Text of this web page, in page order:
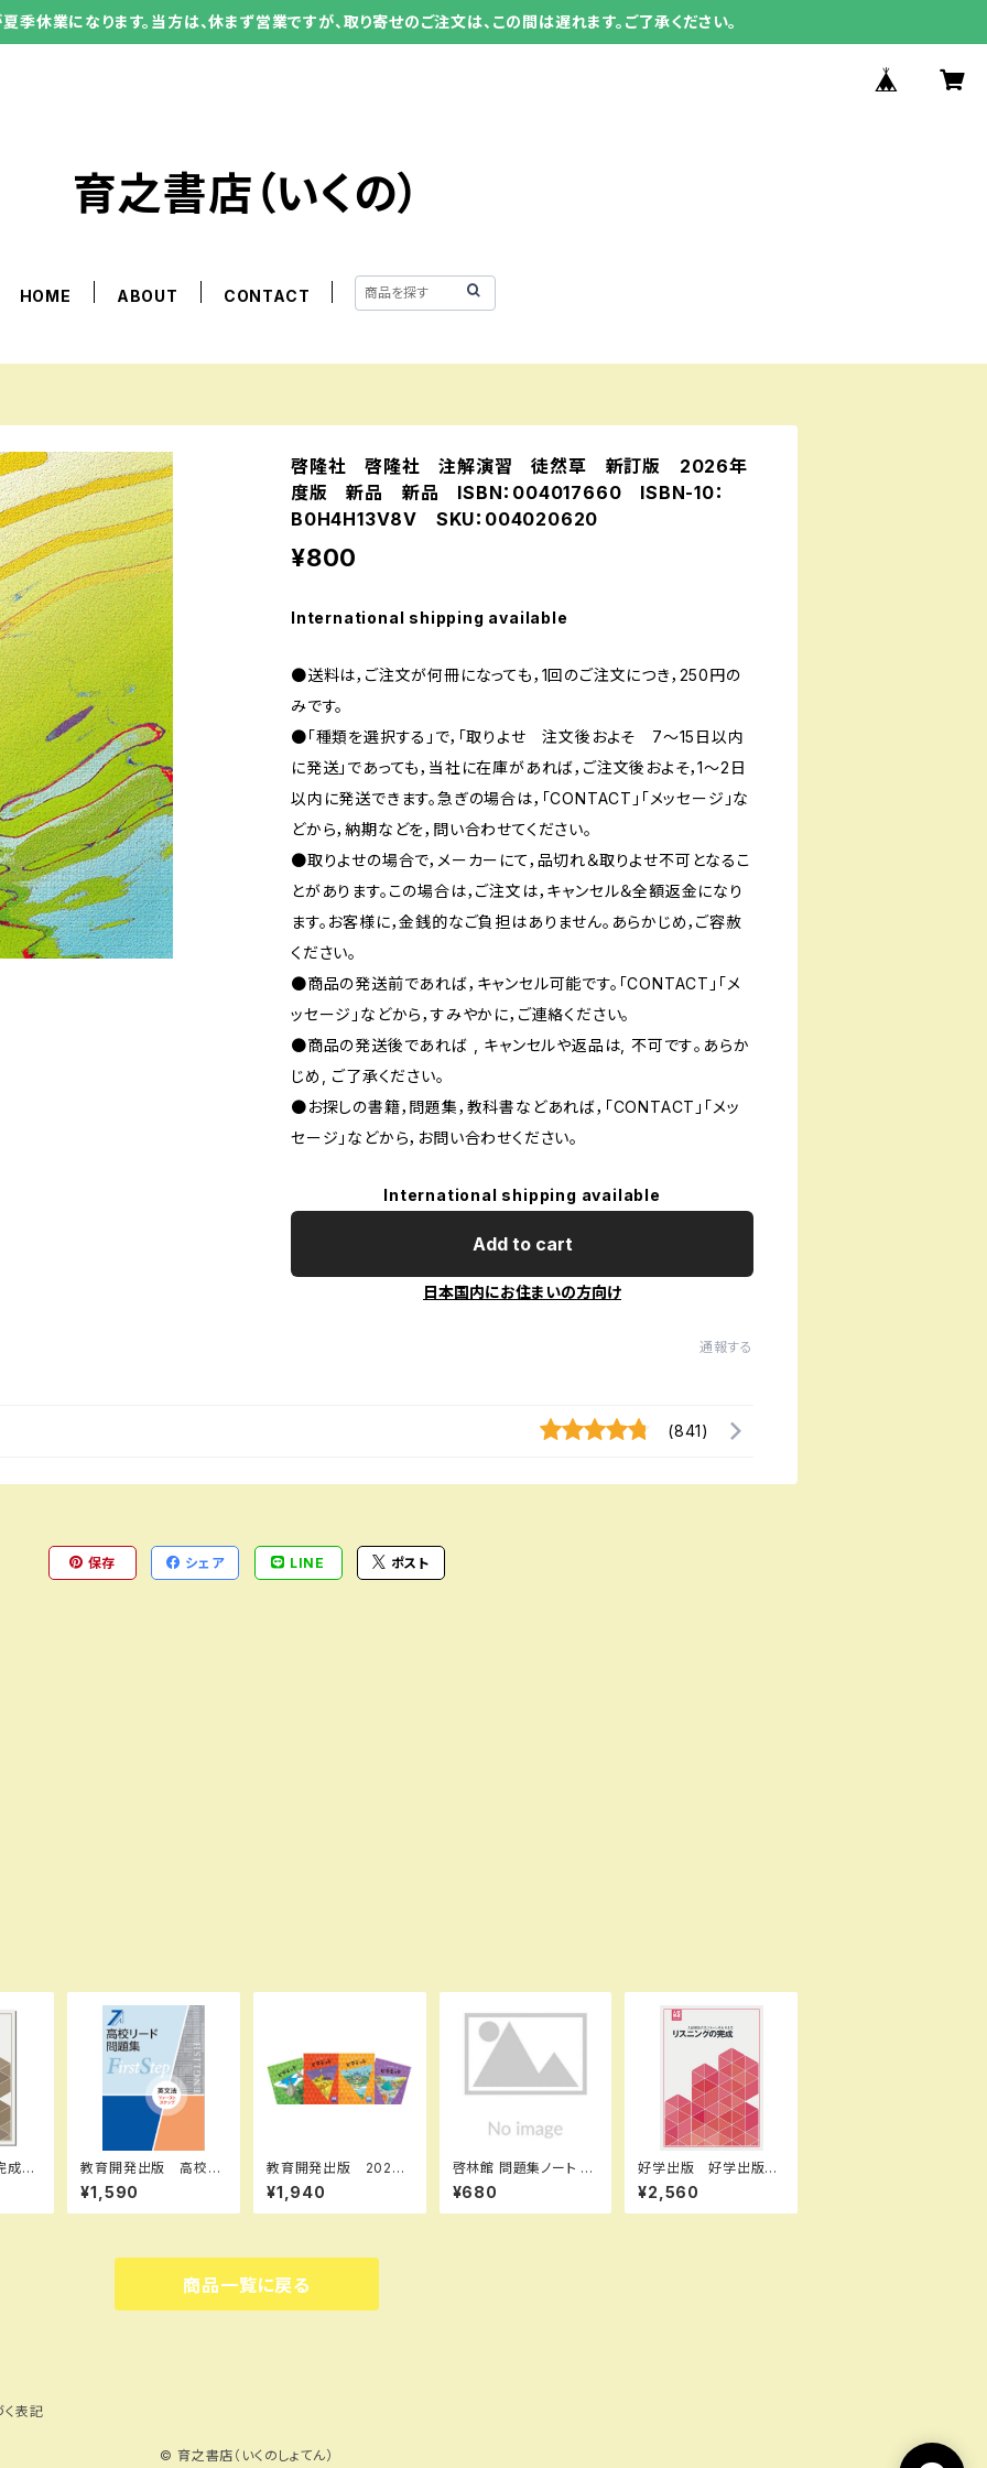
休業になります。当方は、休まず営業ですが、取り寄せのご注文は、この間は遅れます。ご了承ください。
育之書店（いくの）
HOME ABOUT CONTACT
啓隆社 啓隆社 注解演習 徒然草 新訂版 2026年
度版 新品 新品 ISBN：004017660 ISBN-10：
B0H4H13V8V SKU：004020620
¥800
International shipping available
●送料は，ご注文が何冊になっても，1回のご注文につき，250円の
みです。
●「種類を選択する」で，「取りよせ 注文後およそ 7〜15日以内
に発送」であっても，当社に在庫があれば，ご注文後およそ，1〜2日
以内に発送できます。急ぎの場合は，「CONTACT」「メッセージ」な
どから，納期などを，問い合わせてください。
●取りよせの場合で，メーカーにて，品切れ＆取りよせ不可となるこ
とがあります。この場合は，ご注文は，キャンセル＆全額返金になり
ます。お客様に，金銭的なご負担はありません。あらかじめ，ご容赦
ください。
●商品の発送前であれば，キャンセル可能です。「CONTACT」「メ
ッセージ」などから，すみやかに，ご連絡ください。
●商品の発送後であれば , キャンセルや返品は, 不可です｡あらか
じめ, ご了承ください｡
●お探しの書籍，問題集，教科書などあれば，「CONTACT」「メッ
セージ」などから，お問い合わせください。
International shipping available
Add to cart
日本国内にお住まいの方向け
通報する
(841)
保存 シェア LINE ポスト
成シ
ト I
教育開発出版 高校フ
ァーストステップ問題
集 英文法 2026年
度版 新品完全セッ
¥1,590
教育開発出版 2026
年度版 ピラミッド 社
会 小5，6 各学年（選
択ください） 問題集本
¥1,940
啓林館 問題集ノート C
ue 標準〜応用編 数
学Ⅰ 集合と命題・図形
と計量 新品 問題集
¥680
好学出版 好学出版
入試完成シリーズ リ
スニングの完成 CDつ
き 2026年度版 新
¥2,560
商品一覧に戻る
表記
© 育之書店（いくのしょてん）